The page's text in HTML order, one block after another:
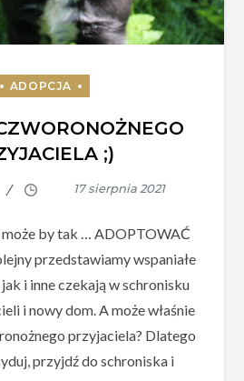
;)
by tak … ADOPTOWAĆ
przedstawiamy wspaniałe
i inne czekają w schronisku
i nowy dom. A może właśnie
przyjaciela? Dlatego
przyjdź do schroniska i